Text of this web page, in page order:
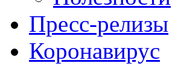
Пресс-релизы
Коронавирус